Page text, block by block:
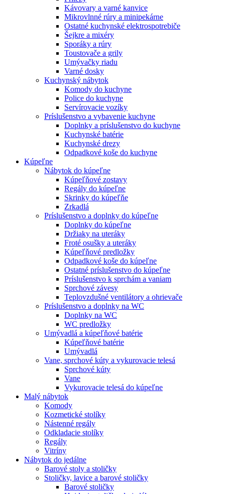
Kávovary a varné kanvice
Mikrovlnné rúry a minipekárne
Ostatné kuchynské elektrospotrebiče
Šejkre a mixéry
Sporáky a rúry
Toustovače a grily
Umývačky riadu
Varné dosky
Kuchynský nábytok
Komody do kuchyne
Police do kuchyne
Servírovacie vozíky
Príslušenstvo a vybavenie kuchyne
Doplnky a príslušenstvo do kuchyne
Kuchynské batérie
Kuchynské drezy
Odpadkové koše do kuchyne
Kúpeľne
Nábytok do kúpeľne
Kúpeľňové zostavy
Regály do kúpeľne
Skrinky do kúpeľňe
Zrkadlá
Príslušenstvo a doplnky do kúpeľne
Doplnky do kúpeľne
Držiaky na uteráky
Froté osušky a uteráky
Kúpeľňové predložky
Odpadkové koše do kúpeľne
Ostatné príslušenstvo do kúpeľne
Príslušenstvo k sprchám a vaniam
Sprchové závesy
Teplovzdušné ventilátory a ohrievače
Príslušenstvo a doplnky na WC
Doplnky na WC
WC predložky
Umývadlá a kúpeľňové batérie
Kúpeľňové batérie
Umývadlá
Vane, sprchové kúty a vykurovacie telesá
Sprchové kúty
Vane
Vykurovacie telesá do kúpeľne
Malý nábytok
Komody
Kozmetické stolíky
Nástenné regály
Odkladacie stolíky
Regály
Vitríny
Nábytok do jedálne
Barové stoly a stoličky
Stoličky, lavice a barové stoličky
Barové stoličky